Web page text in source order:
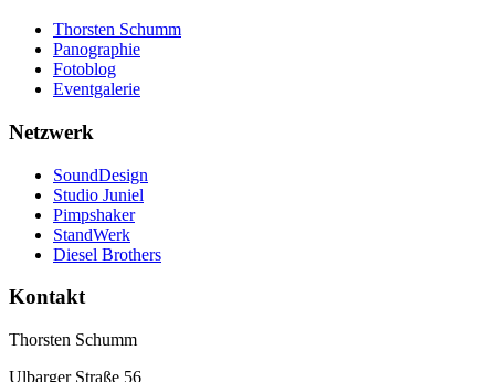
Thorsten Schumm
Panographie
Fotoblog
Eventgalerie
Netzwerk
SoundDesign
Studio Juniel
Pimpshaker
StandWerk
Diesel Brothers
Kontakt
Thorsten Schumm
Ulbarger Straße 56